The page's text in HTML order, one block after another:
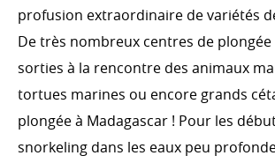
profusion extraordinaire de variétés
De très nombreux centres de
sorties à la rencontre des animaux
tortues marines ou encore grands
plongée à Madagascar ! Pour les
snorkeling dans les eaux peu